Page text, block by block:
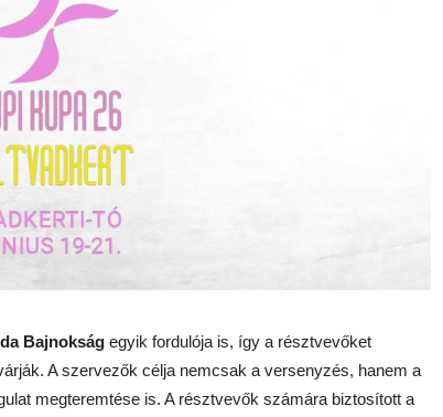
Bajnokság egyik fordulója is, így a résztvevőket
A szervezők célja nemcsak a versenyzés, hanem a
megteremtése is. A résztvevők számára biztosított a